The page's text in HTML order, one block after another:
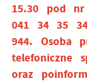
15.30 pod
041 34 35
944. Osoba
telefoniczne
oraz